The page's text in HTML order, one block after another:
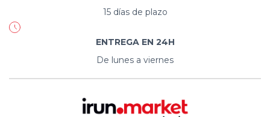
15 días de plazo
ENTREGA EN 24H
De lunes a viernes